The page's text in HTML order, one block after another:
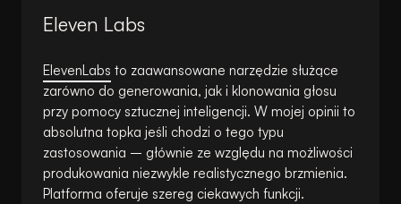
Eleven Labs
ElevenLabs to zaawansowane narzędzie służące
zarówno do generowania, jak i klonowania głosu
przy pomocy sztucznej inteligencji. W mojej opinii to
absolutna topka jeśli chodzi o tego typu
zastosowania – głównie ze względu na możliwości
produkowania niezwykle realistycznego brzmienia.
Platforma oferuje szereg ciekawych funkcji.